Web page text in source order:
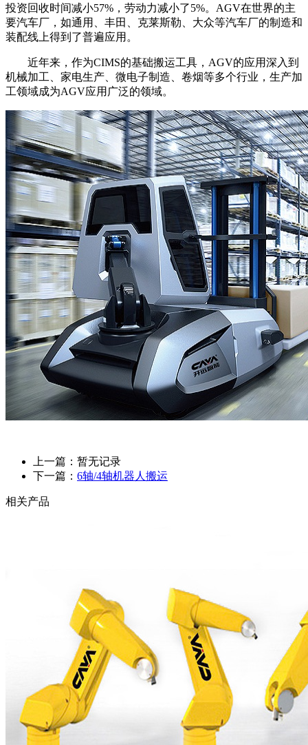
投资回收时间减小57%，劳动力减小了5%。AGV在世界的主
要汽车厂，如通用、丰田、克莱斯勒、大众等汽车厂的制造和
装配线上得到了普遍应用。
近年来，作为CIMS的基础搬运工具，AGV的应用深入到
机械加工、家电生产、微电子制造、卷烟等多个行业，生产加
工领域成为AGV应用广泛的领域。
上一篇：暂无记录
下一篇： 6轴/4轴机器人搬运
相关产品